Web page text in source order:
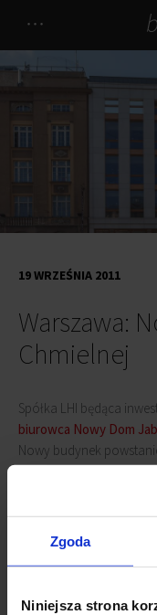
Zgoda
Niniejsza strona
Warszawa:
Chmielnej
19 WRZEŚNIA 2011
Spółka LHI będąca
biurowca Nowy Dom
Nowy budynek
inwestycja oferować
powierzchni biurowej
handlowej.
Od strony ulicy
dwie dodatkowe